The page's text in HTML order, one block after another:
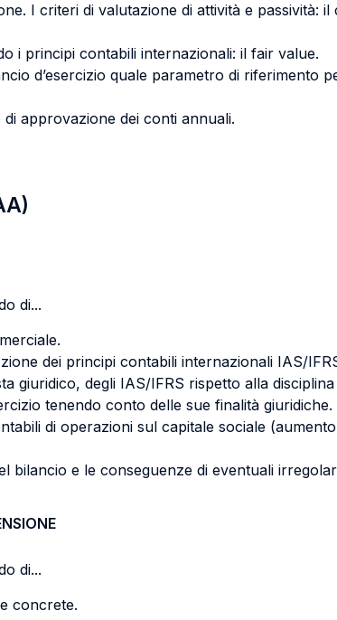
I criteri di valutazione di attività e passività:
i principi contabili internazionali: il fair value.
d’esercizio quale parametro di riferimento
di approvazione dei conti annuali.
di...
dei principi contabili internazionali IAS/
giuridico, degli IAS/IFRS rispetto alla
tenendo conto delle sue finalità giuridiche.
di operazioni sul capitale sociale
e le conseguenze di eventuali
di...
concrete.